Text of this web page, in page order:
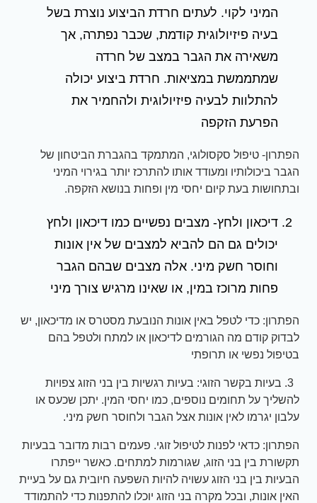
המיני לקוי. לעתים חרדת הביצוע נוצרת בשל
בעיה פיזיולוגית קודמת, שכבר נפתרה, אך
משאירה את הגבר במצב של חרדה
שמתממשת במציאות. חרדת ביצוע יכולה
להתלוות לבעיה פיזיולוגית ולהחמיר את
הפרעת הזקפה
הפתרון- טיפול סקסולוגי, המתמקד בהגברת הביטחון של
הגבר ביכולותיו ומעודד אותו להתרכז יותר בגירוי המיני
ובתחושות בעת קיום יחסי מין ופחות בנושא הזקפה.
דיכאון ולחץ- מצבים נפשיים כמו דיכאון ולחץ
יכולים גם הם להביא למצבים של אין אונות
וחוסר חשק מיני. אלה מצבים שבהם הגבר
פחות מרוכז במין, או שאינו מרגיש צורך מיני
הפתרון: כדי לטפל באין אונות הנובעת מסטרס או מדיכאון, יש
לבדוק קודם מה הגורמים לדיכאון או למתח ולטפל בהם
בטיפול נפשי או תרופתי
3. בעיות בקשר הזוגי: בעיות רגשיות בין בני הזוג צפויות
להשליך על תחומים נוספים, כמו יחסי המין. יתכן שכעס או
עלבון יגרמו לאין אונות אצל הגבר ולחוסר חשק מיני.
הפתרון: כדאי לפנות לטיפול זוגי. פעמים רבות מדובר בבעיות
תקשורת בין בני הזוג, שגורמות למתחים. כאשר ייפתרו
הבעיות בין בני הזוג עשויה להיות השפעה חיובית גם על בעיית
האין אונות, ובכל מקרה בני הזוג יוכלו להתפנות כדי להתמודד